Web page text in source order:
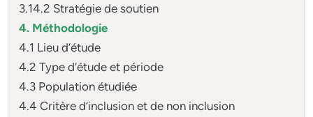
3.14.2 Stratégie de soutien
4. Méthodologie
4.1 Lieu d’étude
4.2 Type d’étude et période
4.3 Population étudiée
4.4 Critère d’inclusion et de non inclusion